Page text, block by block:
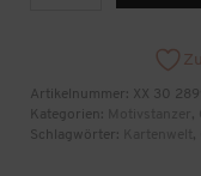
Menge
Artikelnummer: XX 30
Kategorien:
,
Schlagwörter:
,